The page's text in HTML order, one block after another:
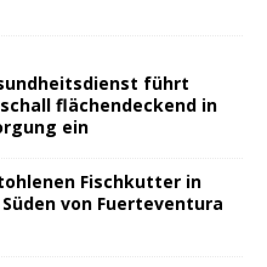
führt
flächendeckend in
ein
Fischkutter in
von Fuerteventura